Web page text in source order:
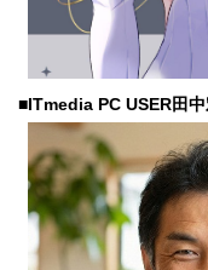
■ITmedia PC USER田